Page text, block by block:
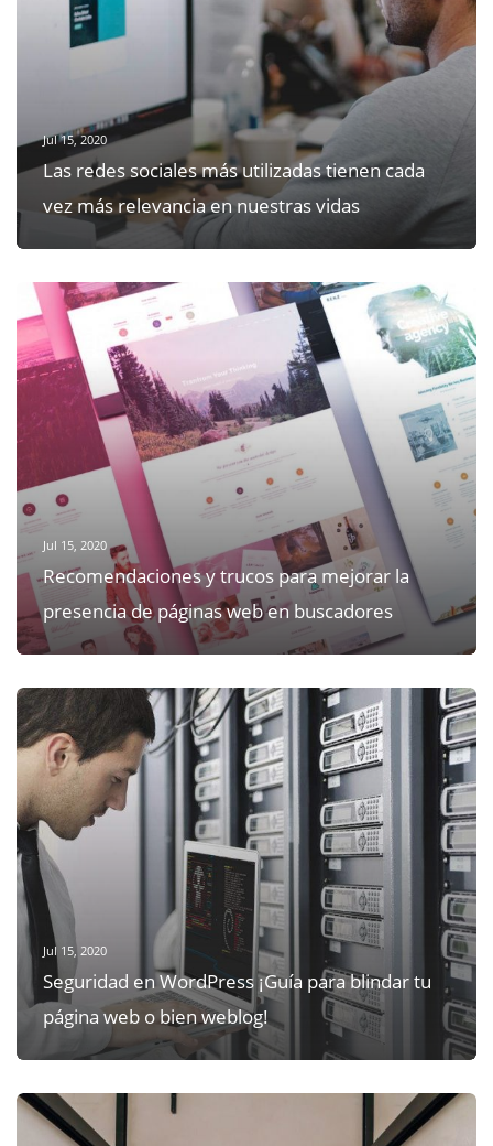
Jul 15, 2020
Las redes sociales más utilizadas tienen cada
vez más relevancia en nuestras vidas
Jul 15, 2020
Recomendaciones y trucos para mejorar la
presencia de páginas web en buscadores
Jul 15, 2020
Seguridad en WordPress ¡Guía para blindar tu
página web o bien weblog!